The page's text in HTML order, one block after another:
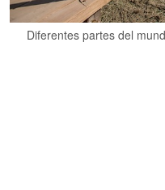
Diferentes partes del